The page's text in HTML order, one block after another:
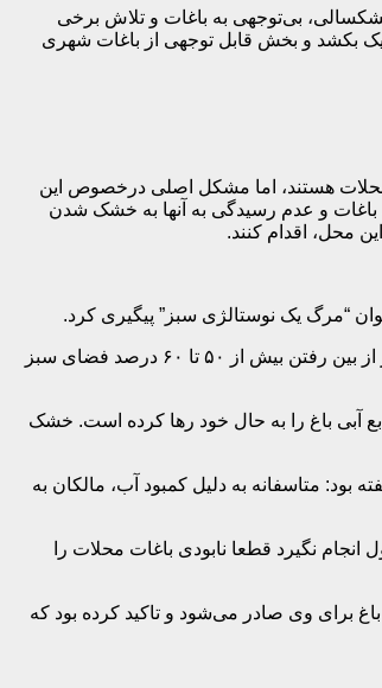
بی‌توجهی به باغات و تلاش برخی
بکشد و بخش قابل توجهی از باغات شهری
باغات با وسعت ۳۰ هکتار جزو بهترین و مستعدترین باغات محلات هستند، اما مشکل اصلی درخصوص این
باغات و عدم رسیدگی به آنها به خشک شدن
محل، اقدام کنند.
قاسم رییس اکبری عضو شورای وقت شهر محلات در این گزارش به ایسنا گفته بود که مقایسه نقشه هوایی ۳۰ سال قبل محلات با نقشه هوایی سال ۹۵ نشانگر از بین رفتن بیش از ۵۰ تا ۶۰ درصد فضای سبز
آبی باغ را به حال خود رها کرده است. خشک
گفته بود: متاسفانه به دلیل کمبود آب، مالکان به
نگیرد قطعا نابودی باغات محلات را
طرحی گفته بود که براساس آن اگر باغداری جهت حفظ و احیای باغ برآید مجوز ساخت بنای ۶۰ تا ۷۰ متری درون باغ برای وی صادر می‌شود و تاکید کرده بود که